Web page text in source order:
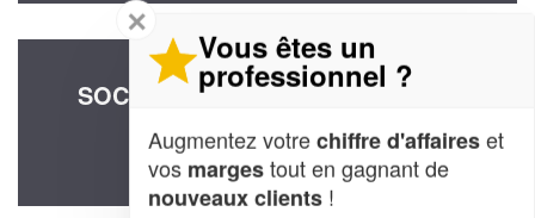
SOCIÉTÉ RDM CONSEILS (SARL)
1660 Route De La Reche
34540 Balaruc-les-Bains
✕
Vous êtes un
professionnel ?
Augmentez votrechiffre d'affaireset
vos margestout en gagnant de
nouveaux clients !